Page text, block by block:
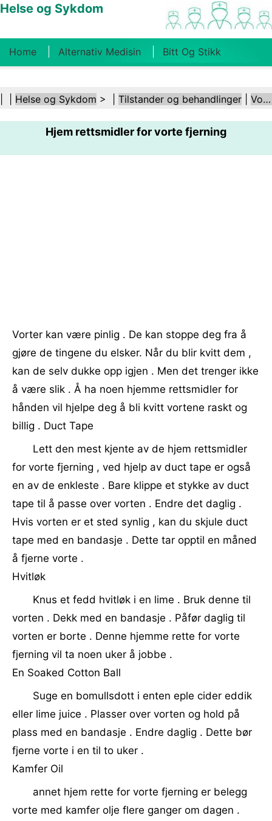
Helse og Sykdom
Home Alternativ Medisin Bitt Og Stikk
Kosthold Og Ernæring Familiehelse
Helsebransjen Psykisk Helse Folkehelse Og
Sikkerhet Kirurgi Og Prosedyrer Helse
Helse og Sykdom > | Tilstander og behandlinger Vorter
Hjem rettsmidler for vorte fjerning
Vorter kan være pinlig . De kan stoppe deg fra å
gjøre de tingene du elsker. Når du blir kvitt dem ,
kan de selv dukke opp igjen . Men det trenger ikke
å være slik . Å ha noen hjemme rettsmidler for
hånden vil hjelpe deg å bli kvitt vortene raskt og
billig . Duct Tape
Lett den mest kjente av de hjem rettsmidler
for vorte fjerning , ved hjelp av duct tape er også
en av de enkleste . Bare klippe et stykke av duct
tape til å passe over vorten . Endre det daglig .
Hvis vorten er et sted synlig , kan du skjule duct
tape med en bandasje . Dette tar opptil en måned
å fjerne vorte .
Hvitløk
Knus et fedd hvitløk i en lime . Bruk denne til
vorten . Dekk med en bandasje . Påfør daglig til
vorten er borte . Denne hjemme rette for vorte
fjerning vil ta noen uker å jobbe .
En Soaked Cotton Ball
Suge en bomullsdott i enten eple cider eddik
eller lime juice . Plasser over vorten og hold på
plass med en bandasje . Endre daglig . Dette bør
fjerne vorte i en til to uker .
Kamfer Oil
annet hjem rette for vorte fjerning er belegg
vorte med kamfer olje flere ganger om dagen .